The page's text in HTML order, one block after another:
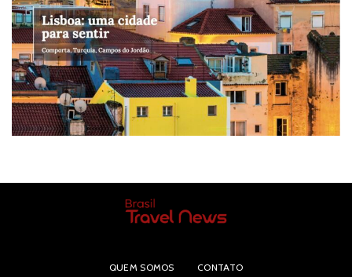
QUEM SOMOS CONTATO